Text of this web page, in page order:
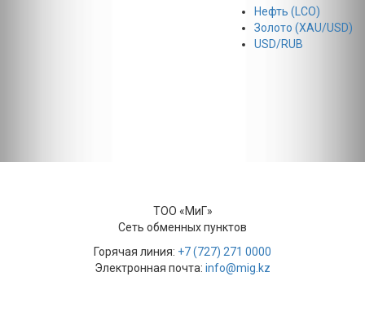
Нефть (LCO)
Золото (XAU/USD)
USD/RUB
ТОО «МиГ»
Сеть обменных пунктов
Горячая линия: +7 (727) 271 0000
Электронная почта: info@mig.kz